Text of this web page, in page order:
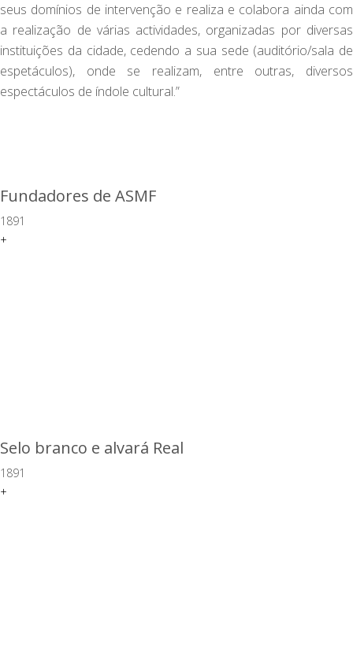
seus domínios de intervenção e realiza e colabora ainda com
a realização de várias actividades, organizadas por diversas
instituições da cidade, cedendo a sua sede (auditório/sala de
espetáculos), onde se realizam, entre outras, diversos
espectáculos de índole cultural.”
Fundadores de ASMF
1891
+
Selo branco e alvará Real
1891
+